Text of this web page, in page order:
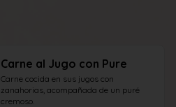
Carne al Jugo con Pure
Carne cocida en sus jugos con
zanahorias, acompañada de un puré
cremoso.